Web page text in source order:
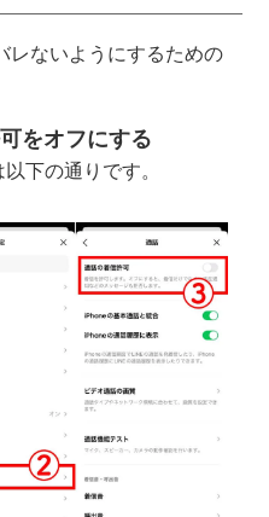
レないようにするための
をオフにする
下の通りです。